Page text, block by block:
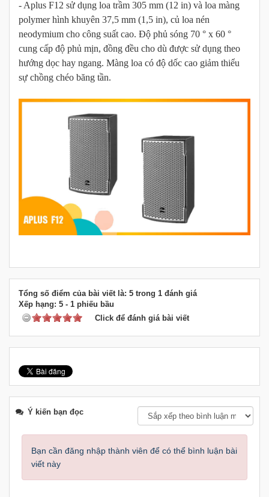
- Aplus F12 sử dụng loa trầm 305 mm (12 in) và loa màng
polymer hình khuyên 37,5 mm (1,5 in), củ loa nén
neodymium cho công suất cao. Độ phủ sóng 70 ° x 60 °
cung cấp độ phủ mịn, đồng đều cho dù được sử dụng theo
hướng dọc hay ngang. Màng loa có độ dốc cao giảm thiểu
sự chồng chéo băng tần.
Tổng số điểm của bài viết là: 5 trong 1 đánh giá
Xếp hạng: 5 - 1 phiếu bầu
Click để đánh giá bài viết
Ý kiến bạn đọc
Bạn cần đăng nhập thành viên để có thể bình luận bài
viết này